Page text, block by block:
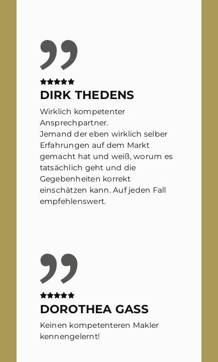
DIRK THEDENS
Wirklich kompetenter
Ansprechpartner.
Jemand der eben wirklich selber
Erfahrungen auf dem Markt
gemacht hat und weiß, worum es
tatsächlich geht und die
Gegebenheiten korrekt
einschätzen kann. Auf jeden Fall
empfehlenswert.
DOROTHEA GASS
Keinen kompetenteren Makler
kennengelernt!